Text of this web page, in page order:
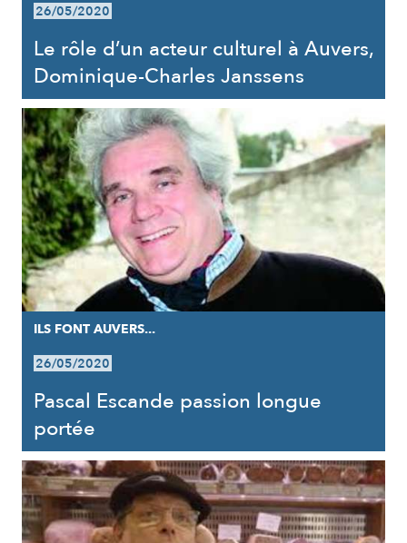
26/05/2020
Le rôle d’un acteur culturel à Auvers,
Dominique-Charles Janssens
ILS FONT AUVERS...
26/05/2020
Pascal Escande passion longue
portée